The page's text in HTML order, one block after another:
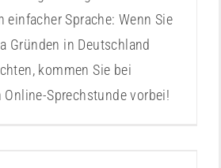
einfacher Sprache: Wenn Sie
Gründen in Deutschland
kommen Sie bei
Online-Sprechstunde vorbei!